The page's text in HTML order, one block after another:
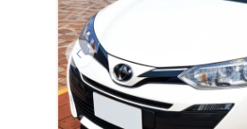
Previous slide